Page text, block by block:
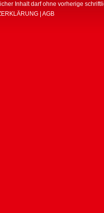
Inhalt darf ohne vorherige
AGB